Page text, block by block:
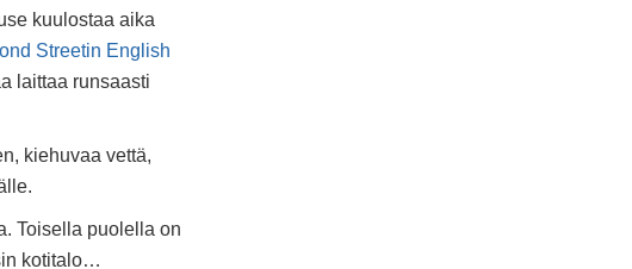
kuulostaa aika
Streetin English
laittaa runsaasti
kiehuvaa vettä,
Toisella puolella on
kotitalo…